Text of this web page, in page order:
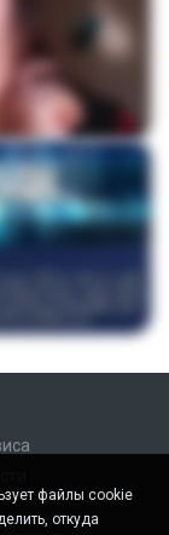
файлы cookie
откуда